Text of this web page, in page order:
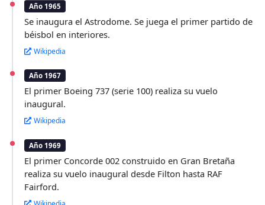
Año 1965
Se inaugura el Astrodome. Se juega el primer partido de
béisbol en interiores.
Wikipedia
Año 1967
El primer Boeing 737 (serie 100) realiza su vuelo
inaugural.
Wikipedia
Año 1969
El primer Concorde 002 construido en Gran Bretaña
realiza su vuelo inaugural desde Filton hasta RAF
Fairford.